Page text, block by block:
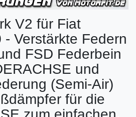
V2 für Fiat
- Verstärkte Federn
FSD Federbein
und
(Semi-Air)
für die